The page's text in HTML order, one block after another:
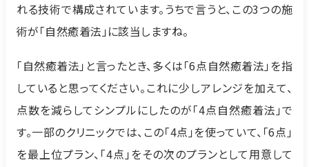
れる技術で構成されています。うちで言うと、この3つの施
術が「自然癒着法」に該当しますね。
「自然癒着法」と言ったとき、多くは「6点自然癒着法」を指
していると思ってください。これに少しアレンジを加えて、
点数を減らしてシンプルにしたのが「4点自然癒着法」で
す。一部のクリニックでは、この「4点」を使っていて、「6点」
を最上位プラン、「4点」をその次のプランとして用意して